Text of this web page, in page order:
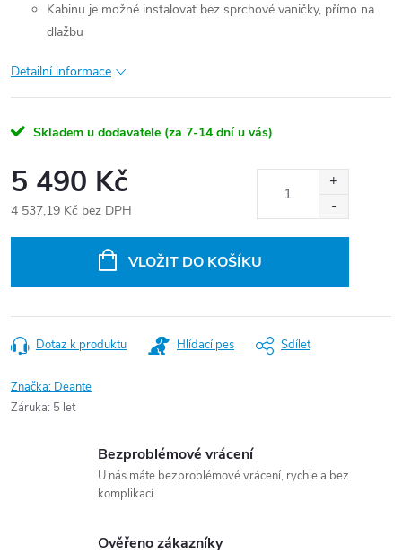
Kabinu je možné instalovat bez sprchové vaničky, přímo na
dlažbu
Detailní informace
Skladem u dodavatele (za 7-14 dní u vás)
5 490 Kč
4 537,19 Kč bez DPH
VLOŽIT DO KOŠÍKU
Dotaz k produktu Hlídací pes Sdílet
Značka: Deante
Záruka: 5 let
Bezproblémové vrácení
U nás máte bezproblémové vrácení, rychle a bez
komplikací.
Ověřeno zákazníky